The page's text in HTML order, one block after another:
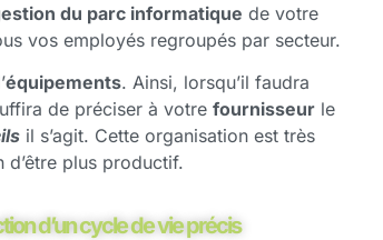
du parc informatique de votre
vos employés regroupés par secteur.
équipements. Ainsi, lorsqu’il faudra
de préciser à votre fournisseur le
il s’agit. Cette organisation est très
d’être plus productif.
d’un cycle de vie précis